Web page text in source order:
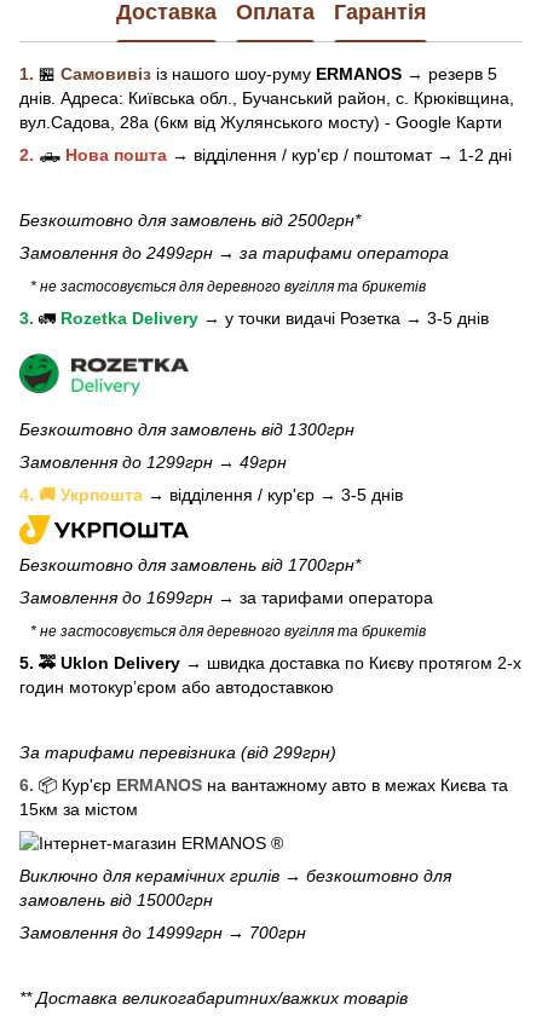
Доставка Оплата Гарантія
1. 🏪 Самовивіз із нашого шоу-руму ERMANOS → резерв 5
днів. Адреса: Київська обл.,
Бучанський район, с. Крюківщина,
вул.Садова, 28а (6км від Жулянського мосту) - Google Карти
2. 🛻 Нова пошта → відділення / кур'єр / поштомат → 1-2 дні
Безкоштовно для замовлень від 2500грн*
Замовлення до 2499грн → за тарифами оператора
* не застосовується для деревного вугілля та брикетів
3. 🚛 Rozetka Delivery → у точки видачі Розетка → 3-5 днів
Безкоштовно для замовлень від 1300грн
Замовлення до 1299грн → 49грн
4. 🚚 Укрпошта → відділення / кур'єр → 3-5 днів
Безкоштовно для замовлень від 1700грн*
Замовлення до 1699грн → за тарифами оператора
* не застосовується для деревного вугілля та брикетів
5. 🚕 Uklon Delivery → швидка доставка по Києву протягом 2-х
годин мотокурʼєром або автодоставкою
За тарифами перевізника (від 299грн)
6. 📦 Кур'єр ERMANOS на вантажному авто в межах Києва та
15км за містом
Виключно длякерамічних грилів → безкоштовно для
замовлень від 15000грн
Замовлення до 14999грн → 700грн
** Доставка великогабаритних/важких товарів